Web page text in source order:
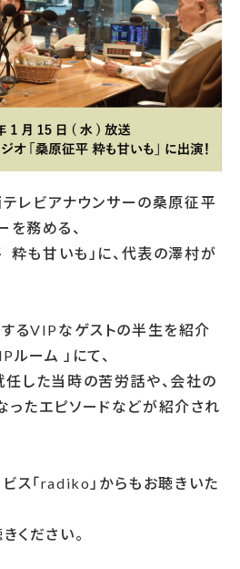
レビアナウンサーの桑原征平
を務める、
も甘いも」に、代表の澤村が
るVIPなゲストの半生を紹介
ーム 」にて、
した当時の苦労話や、会社の
ったエピソードなどが紹介され
ス「radiko」からもお聴きいた
ください。